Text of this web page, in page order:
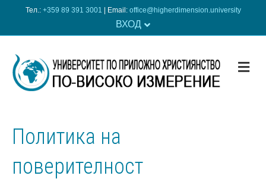
Тел.: +359 89 391 3001 | Еmail: office@higherdimension.university
ВХОД
Политика на
поверителност